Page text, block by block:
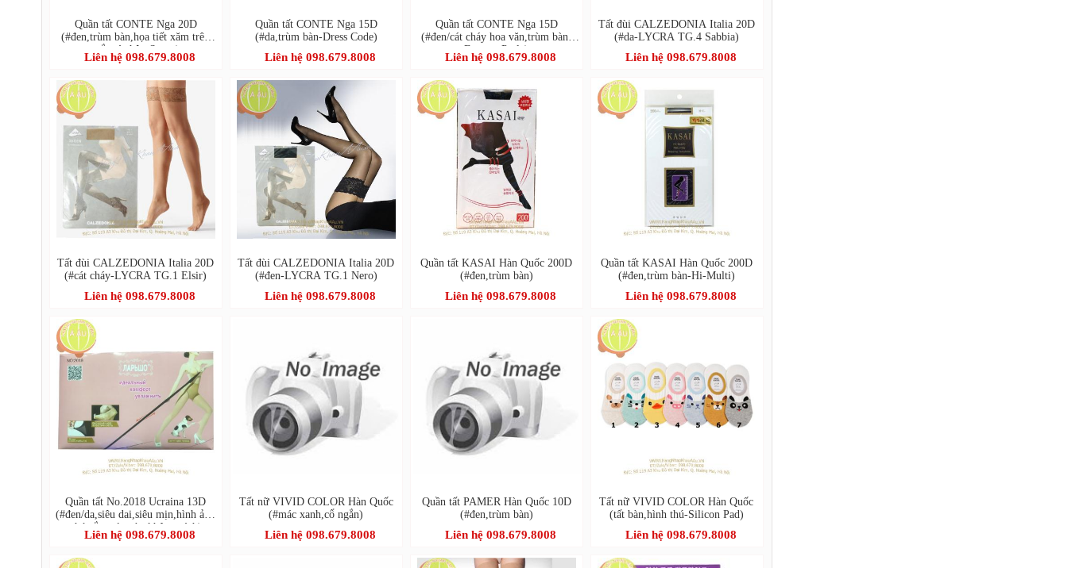
Quần tất CONTE Nga 20D
(#đen,trùm bàn,họa tiết xăm trên
mắt cá chân-Sopot)
Liên hệ 098.679.8008
Quần tất CONTE Nga 15D
(#da,trùm bàn-Dress Code)
Liên hệ 098.679.8008
Quần tất CONTE Nga 15D
(#đen/cát cháy hoa văn,trùm bàn-
Fantasy Perla)
Liên hệ 098.679.8008
Tất đùi CALZEDONIA Italia 20D
(#da-LYCRA TG.4 Sabbia)
Liên hệ 098.679.8008
Tất đùi CALZEDONIA Italia 20D
(#cát cháy-LYCRA TG.1 Elsir)
Liên hệ 098.679.8008
Tất đùi CALZEDONIA Italia 20D
(#đen-LYCRA TG.1 Nero)
Liên hệ 098.679.8008
Quần tất KASAI Hàn Quốc 200D
(#đen,trùm bàn)
Liên hệ 098.679.8008
Quần tất KASAI Hàn Quốc 200D
(#đen,trùm bàn-Hi-Multi)
Liên hệ 098.679.8008
Quần tất No.2018 Ucraina 13D
(#đen/da,siêu dai,siêu mịn,hình ảnh
chó cắn mèo cào không rách)
Liên hệ 098.679.8008
Tất nữ VIVID COLOR Hàn Quốc
(#mác xanh,cổ ngắn)
Liên hệ 098.679.8008
Quần tất PAMER Hàn Quốc 10D
(#đen,trùm bàn)
Liên hệ 098.679.8008
Tất nữ VIVID COLOR Hàn Quốc
(tất bàn,hình thú-Silicon Pad)
Liên hệ 098.679.8008